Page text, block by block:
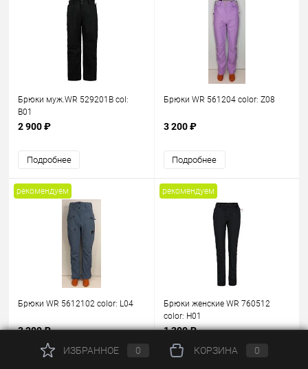
Брюки муж.WR 529201B col:
B01
2 900 ₽
Подробнее
Брюки WR 561204 color: Z08
3 200 ₽
Подробнее
рекомендуем
Брюки WR 5612102 color: L04
3 200 ₽
рекомендуем
Брюки женские WR 760512
color: H01
1 300 ₽
ИЗБРАННОЕ 0 КОРЗИНА 0